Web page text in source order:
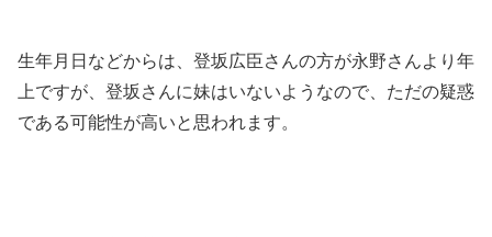
生年月日などからは、登坂広臣さんの方が永野さんより年
上ですが、登坂さんに妹はいないようなので、ただの疑惑
である可能性が高いと思われます。